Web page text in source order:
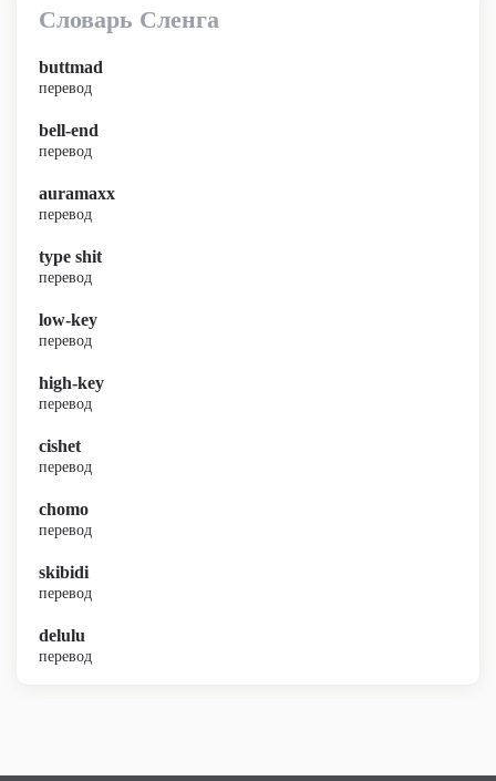
Словарь Сленга
buttmad
перевод
bell-end
перевод
auramaxx
перевод
type shit
перевод
low-key
перевод
high-key
перевод
cishet
перевод
chomo
перевод
skibidi
перевод
delulu
перевод